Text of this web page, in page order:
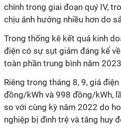
chính trong giai đoạn quý IV,
chịu ảnh hưởng nhiều hơn do
Trong thống kê kết quả kinh
điện có sự sụt giảm đáng kể
toàn phần trung bình năm
Riêng trong tháng 8, 9, giá
đồng/kWh và 998 đồng/kWh,
so với cùng kỳ năm 2022 do
nghiệp bị đình trệ và tăng huy